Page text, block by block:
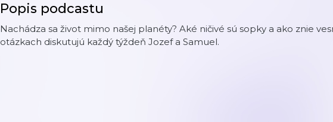
Popis podcastu
Nachádza sa život mimo našej planéty? Aké ničivé sú sopky a ako znie
otázkach diskutujú každý týždeň Jozef a Samuel.